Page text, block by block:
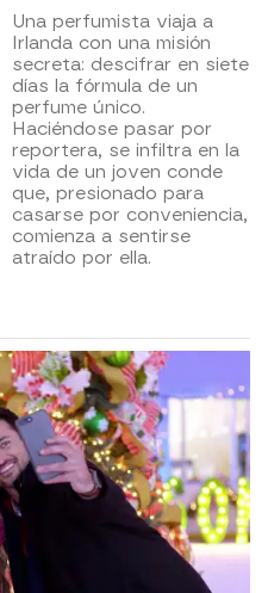
Una perfumista viaja a
Irlanda con una misión
secreta: descifrar en siete
días la fórmula de un
perfume único.
Haciéndose pasar por
reportera, se infiltra en la
vida de un joven conde
que, presionado para
casarse por conveniencia,
comienza a sentirse
atraído por ella.